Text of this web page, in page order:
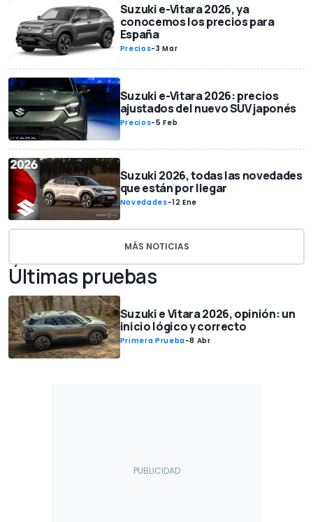
Suzuki e-Vitara 2026, ya
conocemos los precios para
España
Precios-3 Mar
Suzuki e-Vitara 2026: precios
ajustados del nuevo SUV japonés
Precios-5 Feb
Suzuki 2026, todas las novedades
que están por llegar
Novedades-12 Ene
MÁS NOTICIAS
Últimas pruebas
Suzuki e Vitara 2026, opinión: un
inicio lógico y correcto
Primera Prueba-8 Abr